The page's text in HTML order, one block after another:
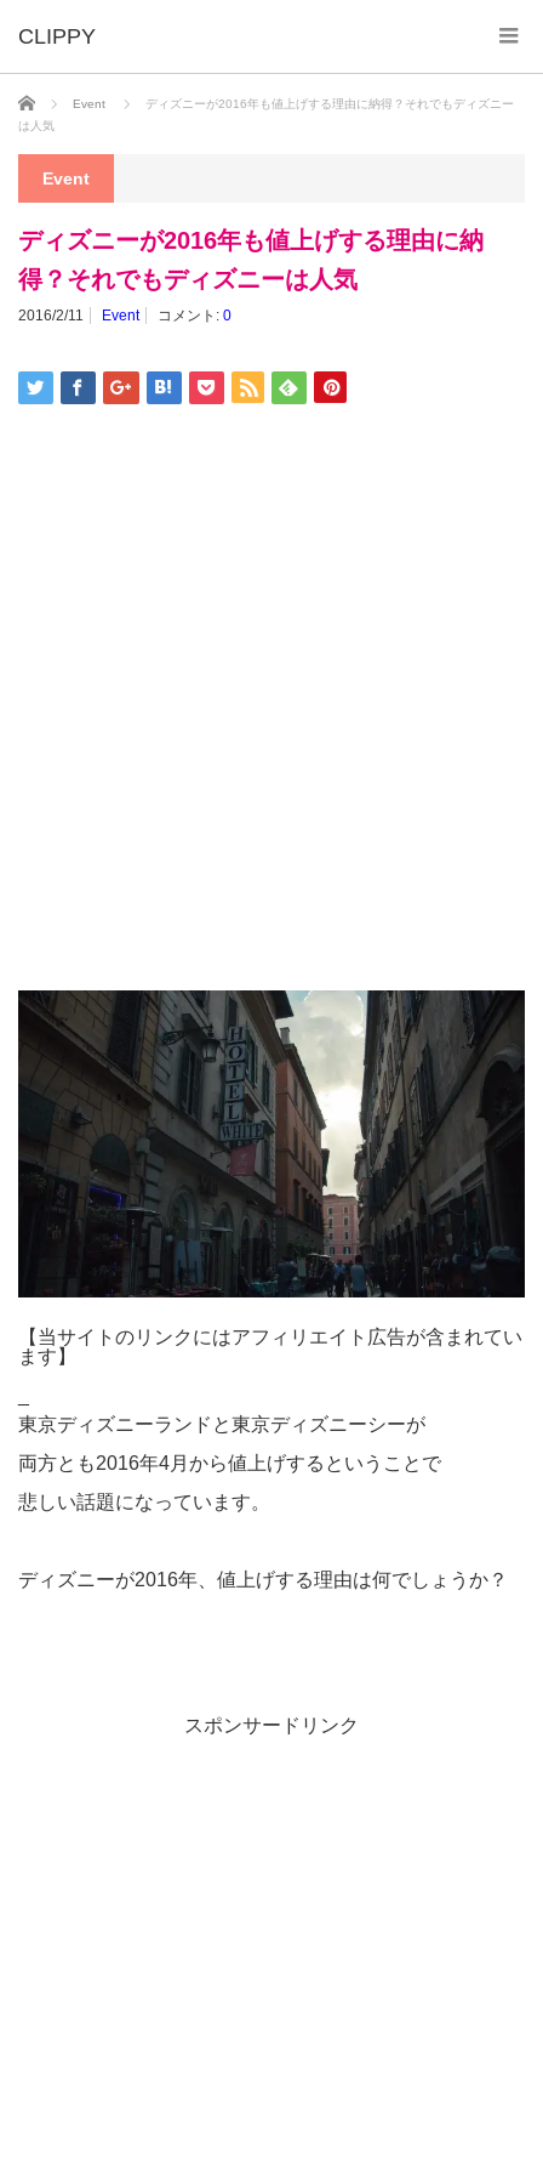
ホーム Event
ディズニーが2016年も値上げする理由に納得？それでもディズニー
は人気
Event
ディズニーが2016年も値上げする理由に納
得？それでもディズニーは人気
2016/2/11 Event コメント: 0
【当サイトのリンクにはアフィリエイト広告が含まれてい
ます】
東京ディズニーランドと東京ディズニーシーが
両方とも2016年4月から値上げするということで
悲しい話題になっています。
ディズニーが2016年、値上げする理由は何でしょうか？
スポンサードリンク